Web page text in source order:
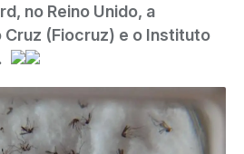
no Reino Unido, a
Cruz (Fiocruz) e o Instituto